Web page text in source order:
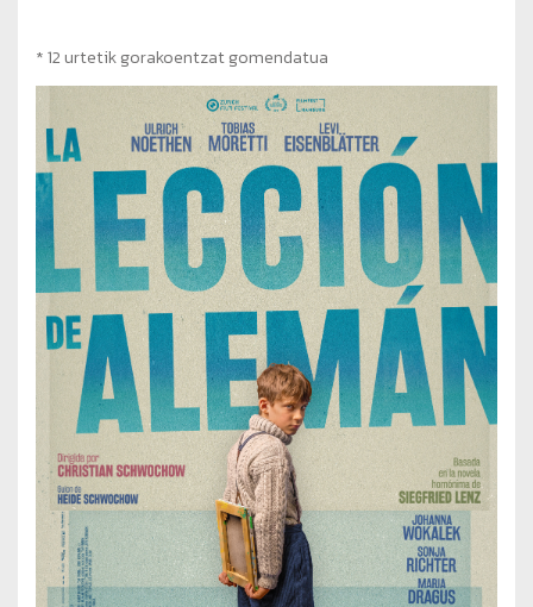
*12 urtetik gorakoentzat gomendatua